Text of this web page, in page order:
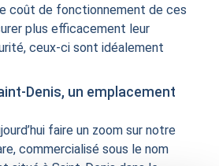
coût de fonctionnement de ces
plus efficacement leur
ceux-ci sont idéalement
Denis, un emplacement
faire un zoom sur notre
commercialisé sous le nom